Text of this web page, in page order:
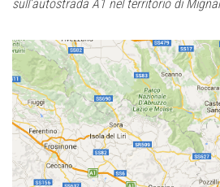
sull’autostrada A1 nel territorio di